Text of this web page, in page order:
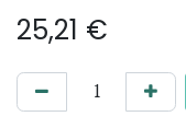
25,21 €